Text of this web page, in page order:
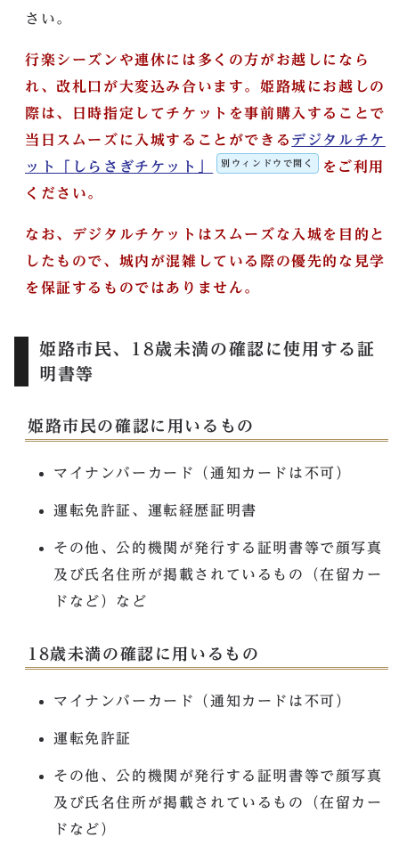
さい。
行楽シーズンや連休には多くの方がお越しになら
れ、改札口が大変込み合います。 姫路城にお越しの
際は、日時指定してチケットを事前購入することで
当日スムーズに入城することができる デジタルチケ
ット「しらさぎチケット」
別ウィンドウで開く
をご利用
ください。
なお、デジタルチケットはスムーズな入城を目的と
したもので、城内が混雑している際の優先的な見学
を保証するものではありません。
姫路市民、18歳未満の確認に使用する証
明書等
姫路市民の確認に用いるもの
マイナンバーカード（通知カードは不可）
運転免許証、運転経歴証明書
その他、公的機関が発行する証明書等で顔写真
及び氏名住所が掲載されているもの（在留カー
ドなど）など
18歳未満の確認に用いるもの
マイナンバーカード（通知カードは不可）
運転免許証
その他、公的機関が発行する証明書等で顔写真
及び氏名住所が掲載されているもの（在留カー
ドなど）